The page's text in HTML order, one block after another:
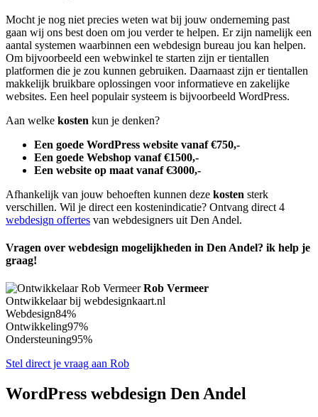
Mocht je nog niet precies weten wat bij jouw onderneming past
gaan wij ons best doen om jou verder te helpen. Er zijn namelijk een
aantal systemen waarbinnen een webdesign bureau jou kan helpen.
Om bijvoorbeeld een webwinkel te starten zijn er tientallen
platformen die je zou kunnen gebruiken. Daarnaast zijn er tientallen
makkelijk bruikbare oplossingen voor informatieve en zakelijke
websites. Een heel populair systeem is bijvoorbeeld WordPress.
Aan welke kosten kun je denken?
Een goede WordPress website vanaf €750,-
Een goede Webshop vanaf €1500,-
Een website op maat vanaf €3000,-
Afhankelijk van jouw behoeften kunnen deze kosten sterk
verschillen. Wil je direct een kostenindicatie? Ontvang direct 4
webdesign offertes van webdesigners uit Den Andel.
Vragen over webdesign mogelijkheden in Den Andel? ik help je
graag!
Rob Vermeer
Ontwikkelaar bij webdesignkaart.nl
Webdesign84%
Ontwikkeling97%
Ondersteuning95%
Stel direct je vraag aan Rob
WordPress webdesign Den Andel